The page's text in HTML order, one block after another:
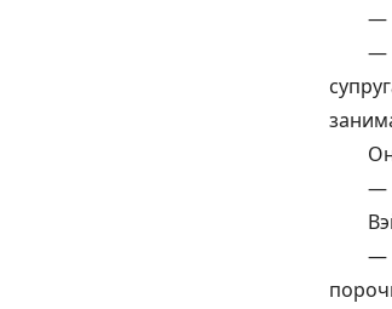
—
—
—
—